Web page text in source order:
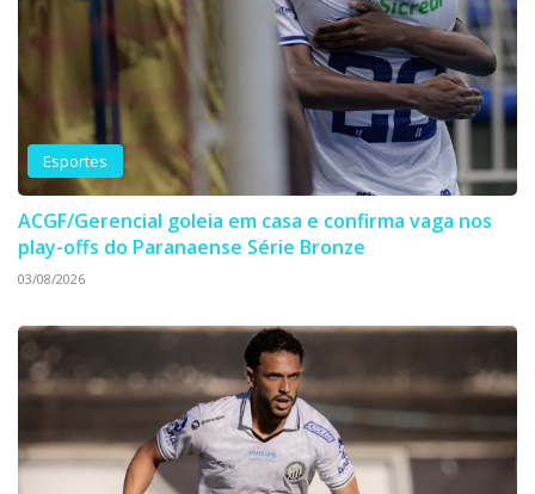
Esportes
ACGF/Gerencial goleia em casa e confirma vaga nos
play-offs do Paranaense Série Bronze
03/08/2026